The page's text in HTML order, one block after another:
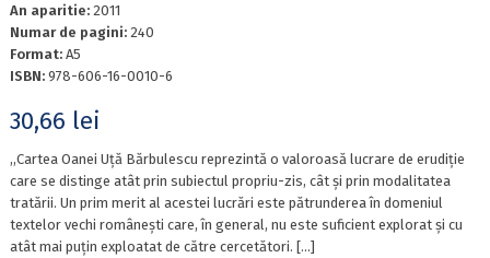
An aparitie: 2011
Numar de pagini: 240
Format: A5
ISBN: 978-606-16-0010-6
30,66 lei
,,Cartea Oanei Uță Bărbulescu reprezintă o valoroasă lucrare de erudiție
care se distinge atât prin subiectul propriu-zis, cât și prin modalitatea
tratării. Un prim merit al acestei lucrări este pătrunderea în domeniul
textelor vechi românești care, în general, nu este suficient explorat și cu
atât mai puțin exploatat de către cercetători. […]